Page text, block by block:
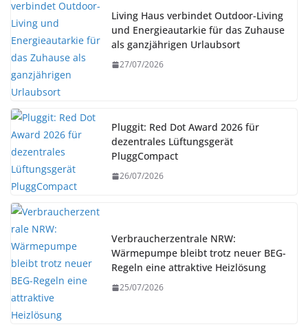
Living Haus verbindet Outdoor-Living
und Energieautarkie für das Zuhause
als ganzjährigen Urlaubsort
27/07/2026
Pluggit: Red Dot Award 2026 für
dezentrales Lüftungsgerät
PluggCompact
26/07/2026
Verbraucherzentrale NRW:
Wärmepumpe bleibt trotz neuer BEG-
Regeln eine attraktive Heizlösung
25/07/2026